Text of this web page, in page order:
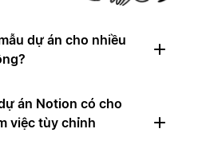
dự án cho nhiều
án Notion có cho
việc tùy chỉnh